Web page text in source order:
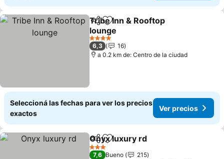
CompartirAñadir a favoritos
Tribe Inn & Rooftop
lounge
Ver precios
4 Estrellas
6,3
16
a 0.2 km de: Centro de la ciudad
Seleccioná las fechas para ver los precios
exactos
Ver precios
CompartirAñadir a favoritos
Onyx luxury rd
3 Estrellas
7,6 Bueno
215